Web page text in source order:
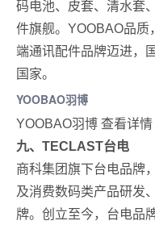
码电池、皮套、清水套
件旗舰。YOOBAO品质
端通讯配件品牌迈进，
国家。
YOOBAO羽博
YOOBAO羽博 查看详情
九、TECLAST台电
商科集团旗下台电品牌
及消费数码类产品研发
牌。创立至今，台电品